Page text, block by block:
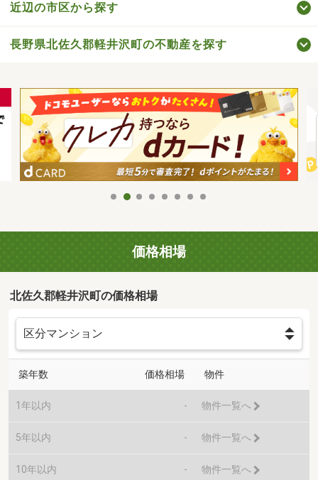
近辺の市区から探す
長野県北佐久郡軽井沢町の不動産を探す
価格相場
北佐久郡軽井沢町の価格相場
築年数 価格相場 物件
1年以内 - 物件一覧へ
5年以内 - 物件一覧へ
10年以内 - 物件一覧へ